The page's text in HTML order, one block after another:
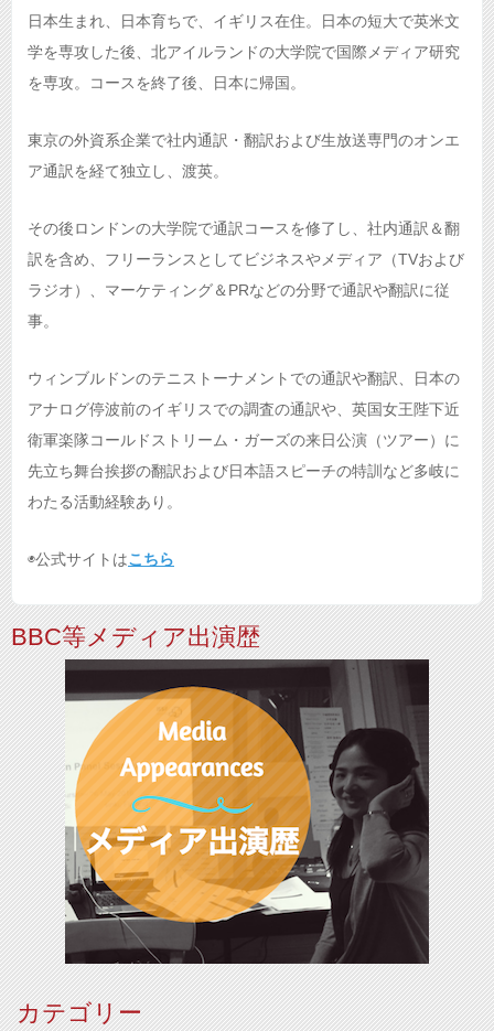
日本生まれ、日本育ちで、イギリス在住。日本の短大で英米文
学を専攻した後、北アイルランドの大学院で国際メディア研究
を専攻。コースを終了後、日本に帰国。
東京の外資系企業で社内通訳・翻訳および生放送専門のオンエ
ア通訳を経て独立し、渡英。
その後ロンドンの大学院で通訳コースを修了し、社内通訳＆翻
訳を含め、フリーランスとしてビジネスやメディア（TVおよび
ラジオ）、マーケティング＆PRなどの分野で通訳や翻訳に従
事。
ウィンブルドンのテニストーナメントでの通訳や翻訳、日本の
アナログ停波前のイギリスでの調査の通訳や、英国女王陛下近
衛軍楽隊コールドストリーム・ガーズの来日公演（ツアー）に
先立ち舞台挨拶の翻訳および日本語スピーチの特訓など多岐に
わたる活動経験あり。
◉公式サイトはこちら
BBC等メディア出演歴
カテゴリー